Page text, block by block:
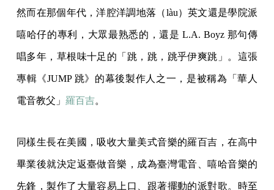
然而在那個年代，洋腔洋調地落（làu）英文還是學院派
嘻哈仔的專利，大眾最熟悉的，還是 L.A. Boyz 那句傳
唱多年，草根味十足的「跳，跳，跳乎伊爽跳」。這張
專輯《JUMP 跳》的幕後製作人之一，是被稱為「華人
電音教父」 羅百吉。
同樣生長在美國，吸收大量美式音樂的羅百吉，在高中
畢業後就決定返臺做音樂，成為臺灣電音、嘻哈音樂的
先鋒，製作了大量容易上口、跟著擺動的派對歌。時至